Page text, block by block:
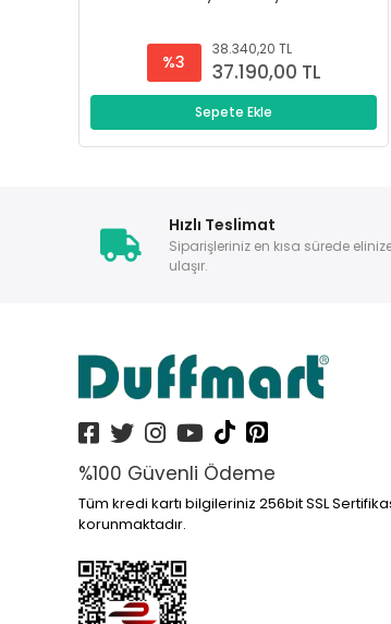
%3
38.340,20 TL
37.190,00 TL
Sepete Ekle
Hızlı Teslimat
Siparişleriniz en kısa sürede
ulaşır.
%100 Güvenli Ödeme
Tüm kredi kartı bilgileriniz 256bit SSL
korunmaktadır.